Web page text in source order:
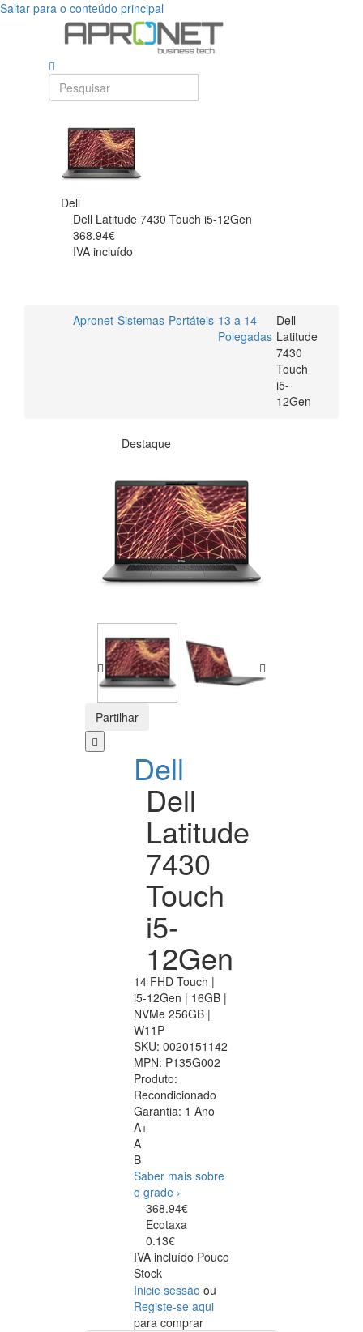
Saltar para o conteúdo principal
Dell
Dell Latitude 7430 Touch i5-12Gen
368.94€
IVA incluído
Apronet Sistemas Portáteis 13 a 14
Polegadas
Dell
Latitude
7430
Touch
i5-
12Gen
Destaque
Partilhar
Dell
Dell
Latitude
7430
Touch
i5-
12Gen
14 FHD Touch |
i5-12Gen | 16GB |
NVMe 256GB |
W11P
SKU: 0020151142
MPN: P135G002
Produto:
Recondicionado
Garantia: 1 Ano
A+
A
B
Saber mais sobre
o grade ›
368.94€
Ecotaxa
0.13€
IVA incluído Pouco
Stock
Inicie sessão ou
Registe-se aqui
para comprar